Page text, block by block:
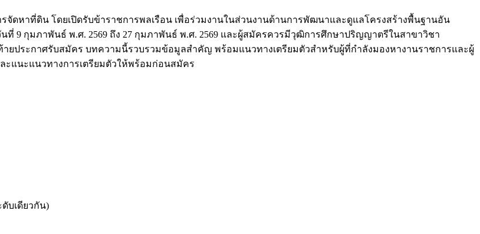
ดหาที่ดิน โดยเปิดรับข้าราชการพลเรือน เพื่อร่วมงานในส่วนงานด้านการพัฒนาและดูแลโครงสร้างพื้นฐานอัน
ที่ 9 กุมภาพันธ์ พ.ศ. 2569 ถึง 27 กุมภาพันธ์ พ.ศ. 2569 และผู้สมัครควรมีวุฒิการศึกษาปริญญาตรีในสาขาวิชา
ยประกาศรับสมัคร บทความนี้รวบรวมข้อมูลสำคัญ พร้อมแนวทางเตรียมตัวสำหรับผู้ที่กำลังมองหางานราชการและผู้
แนะแนวทางการเตรียมตัวให้พร้อมก่อนสมัคร
บเดียวกัน)